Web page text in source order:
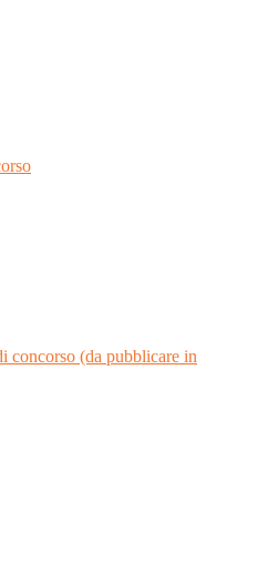
concorso (da pubblicare in